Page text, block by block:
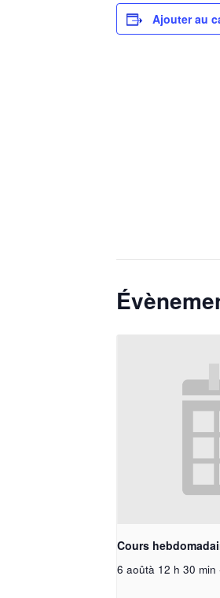
Ajouter au
Cours
6 aoûtà 12 h 30 min